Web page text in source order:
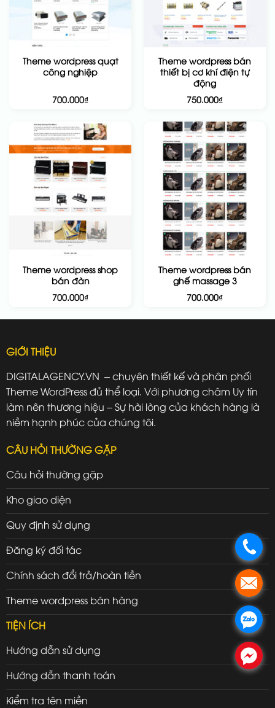
Theme wordpress quạt
công nghiệp
700.000₫
Theme wordpress bán
thiết bị cơ khí điện tự
động
750.000₫
Theme wordpress shop
bán đàn
700.000₫
Theme wordpress bán
ghế massage 3
700.000₫
GIỚI THIỆU
DIGITALAGENCY.VN – chuyên thiết kế và phân phối
Theme WordPress đủ thể loại. Với phương châm Uy tín
làm nên thương hiệu – Sự hài lòng của khách hàng là
niềm hạnh phúc của chúng tôi.
CÂU HỎI THƯỜNG GẶP
Câu hỏi thường gặp
Kho giao diện
Quy định sử dụng
Đăng ký đối tác
Chính sách đổi trả/hoàn tiền
Theme wordpress bán hàng
TIỆN ÍCH
Hướng dẫn sử dụng
Hướng dẫn thanh toán
Kiểm tra tên miền
.
.
.
.